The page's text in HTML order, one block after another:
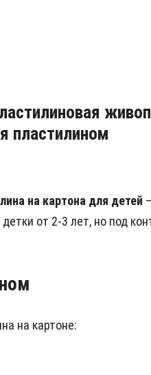
пластилином
на картона для детей
от 2-3 лет, но под
на картоне: